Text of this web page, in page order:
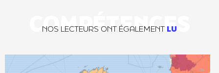
COMPÉTENCES
NOS LECTEURS ONT ÉGALEMENT LU